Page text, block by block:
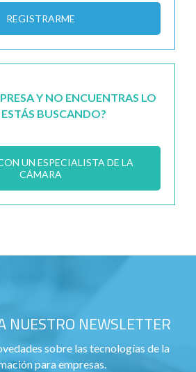
REGISTRARME
Y NO ENCUENTRAS LO
BUSCANDO?
UN ESPECIALISTA DE LA
CÁMARA
NUESTRO NEWSLETTER
sobre las tecnologías de la
para empresas.